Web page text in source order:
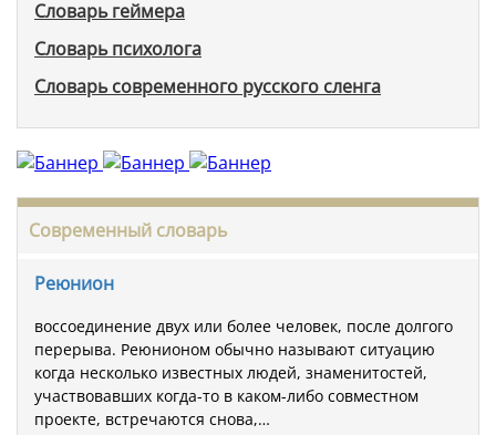
Словарь геймера
Словарь психолога
Словарь современного русского сленга
Современный словарь
Реюнион
воссоединение двух или более человек, после долгого
перерыва. Реюнионом обычно называют ситуацию
когда несколько известных людей, знаменитостей,
участвовавших когда-то в каком-либо совместном
проекте, встречаются снова,…